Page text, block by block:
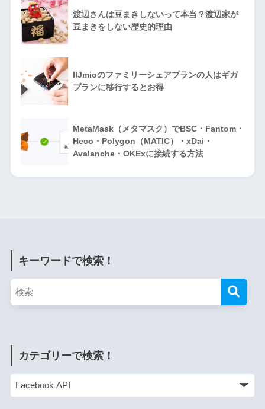
渡辺さんは豆まきしないって本当？渡辺家が
豆まきをしない歴史的理由
IIJmioのファミリーシェアプランの人はギガ
プランに移行するとお得
MetaMask（メタマスク）でBSC・Fantom・
Heco・Polygon（MATIC）・xDai・
Avalanche・OKExに接続する方法
キーワードで検索！
カテゴリーで検索！